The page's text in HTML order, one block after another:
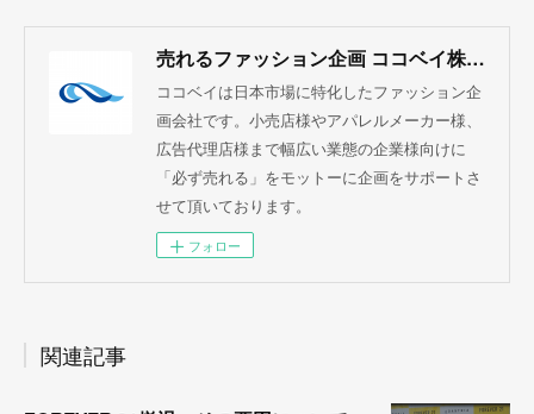
売れるファッション企画 ココベイ株式会社
ココベイは日本市場に特化したファッション企
画会社です。小売店様やアパレルメーカー様、
広告代理店様まで幅広い業態の企業様向けに
「必ず売れる」をモットーに企画をサポートさ
せて頂いております。
フォロー
関連記事